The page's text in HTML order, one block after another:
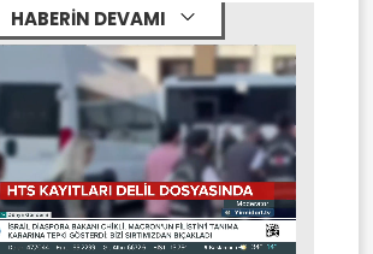
HABERİN DEVAMI
Stream